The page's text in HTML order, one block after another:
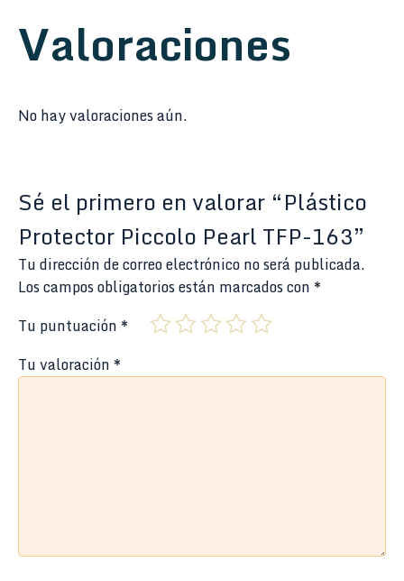
Valoraciones
No hay valoraciones aún.
Sé el primero en valorar “Plástico
Protector Piccolo Pearl TFP-163”
Tu dirección de correo electrónico no será publicada.
Los campos obligatorios están marcados con *
Tu puntuación *
Tu valoración *